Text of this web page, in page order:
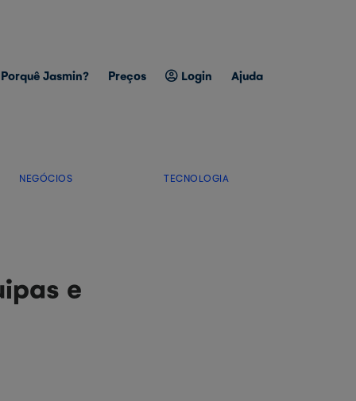
Porquê Jasmin? Preços Login Ajuda
NEGÓCIOS TECNOLOGIA
e